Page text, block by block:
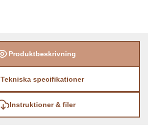
Produktbeskrivning
Tekniska specifikationer
Instruktioner & filer